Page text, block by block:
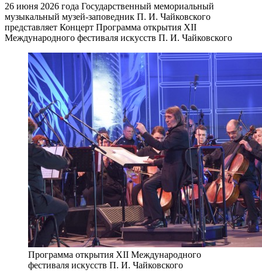
26 июня 2026 года Государственный мемориальный
музыкальный музей-заповедник П. И. Чайковского
представляет Концерт Программа открытия XII
Международного фестиваля искусств П. И. Чайковского
Программа открытия XII Международного
фестиваля искусств П. И. Чайковского